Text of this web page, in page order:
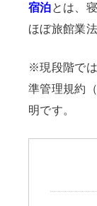
宿泊とは、
ほぼ旅館業
※現段階で
準管理規約
明です。